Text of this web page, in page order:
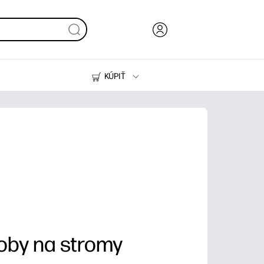
KÚPIŤ
Tlačiarne
na stromy